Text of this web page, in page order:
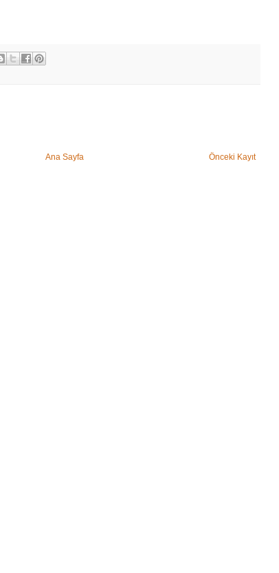
Önceki Kayıt
Ana Sayfa